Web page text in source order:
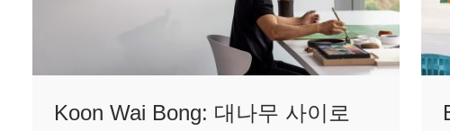
Koon Wai Bong: 대나무 사이로